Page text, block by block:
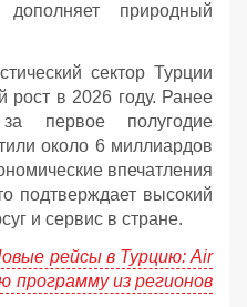
природный
сектор Турции
рост в 2026 году. Ранее
первое полугодие
около 6 миллиардов
впечатления
подтверждает высокий
и сервис в стране.
рейсы в Турцию: Air
программу из регионов